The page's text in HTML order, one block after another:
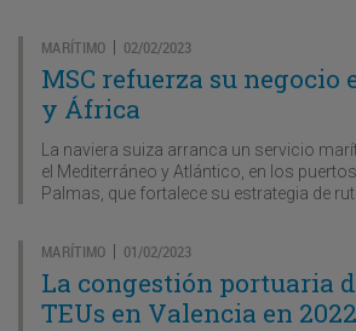
MARÍTIMO | 02/02/2023
MSC refuerza su negocio
y África
La naviera suiza arranca un servicio
el Mediterráneo y Atlántico, en los
Palmas, que fortalece su estrategia de
MARÍTIMO | 01/02/2023
La congestión portuaria
TEUs en Valencia en 2022